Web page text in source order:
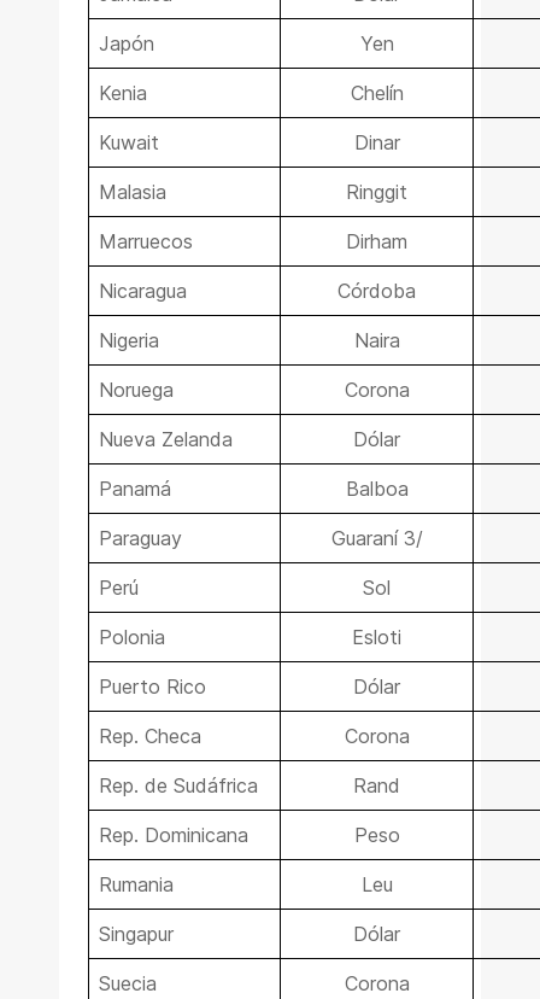
Japón Yen
Kenia Chelín
Kuwait Dinar
Malasia Ringgit
Marruecos Dirham
Nicaragua Córdoba
Nigeria Naira
Noruega Corona
Nueva Zelanda Dólar
Panamá Balboa
Paraguay Guaraní 3/
Perú Sol
Polonia Esloti
Puerto Rico Dólar
Rep. Checa Corona
Rep. de Sudáfrica Rand
Rep. Dominicana Peso
Rumania Leu
Singapur Dólar
Suecia Corona